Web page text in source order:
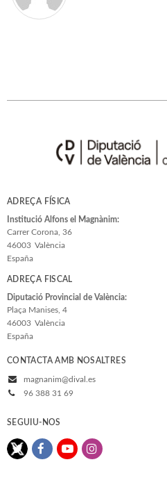
ADREÇA FÍSICA
Institució Alfons el Magnànim:
Carrer Corona, 36
46003 València
España
ADREÇA FISCAL
Diputació Provincial de València:
Plaça Manises, 4
46003 València
España
CONTACTA AMB NOSALTRES
magnanim@dival.es
96 388 31 69
SEGUIU-NOS